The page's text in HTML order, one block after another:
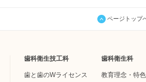
ページトップ
歯科衛生技工科
歯と歯のWライセンス
歯科衛生科
教育理念・特色